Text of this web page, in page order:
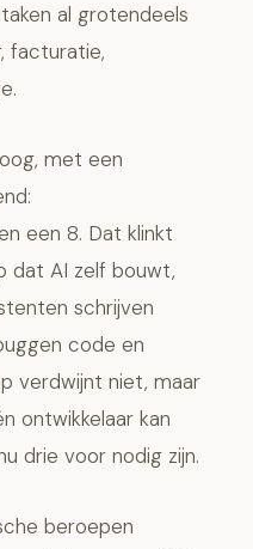
al grotendeels
facturatie,
met een
een 8. Dat klinkt
dat AI zelf bouwt,
schrijven
code en
verdwijnt niet, maar
ontwikkelaar kan
drie voor nodig zijn.
beroepen